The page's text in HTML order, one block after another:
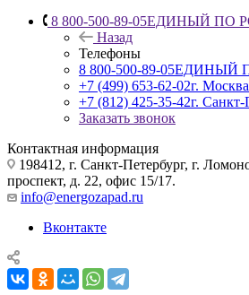
8 800-500-89-05ЕДИНЫЙ ПО
Назад
Телефоны
8 800-500-89-05ЕДИНЫЙ
+7 (499) 653-62-02г. Москва
+7 (812) 425-35-42г. Санкт-
Заказать звонок
Контактная информация
198412, г. Санкт-Петербург, г.
проспект, д. 22, офис 15/17.
info@energozapad.ru
Вконтакте